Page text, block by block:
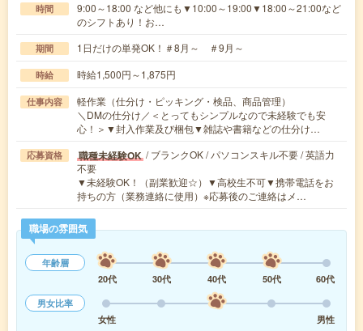
時間
9:00～18:00 など他にも▼10:00～19:00▼18:00～21:00など
のシフトあり！お…
期間 1日だけの単発OK！＃8月～ ＃9月～
時給 時給1,500円～1,875円
仕事内容
軽作業（仕分け・ピッキング・検品、商品管理）
＼DMの仕分け／＜とってもシンプルなので未経験でも安
心！＞▼封入作業及び梱包▼雑誌や書籍などの仕分け…
応募資格 職種未経験OK / ブランクOK / パソコンスキル不要 / 英語力
不要
▼未経験OK！（副業歓迎☆）▼高校生不可▼携帯電話をお
持ちの方（業務連絡に使用）※応募後のご連絡はメ…
職場の雰囲気
年齢層
20代
30代 40代 50代
60代
男女比率
女性
男性